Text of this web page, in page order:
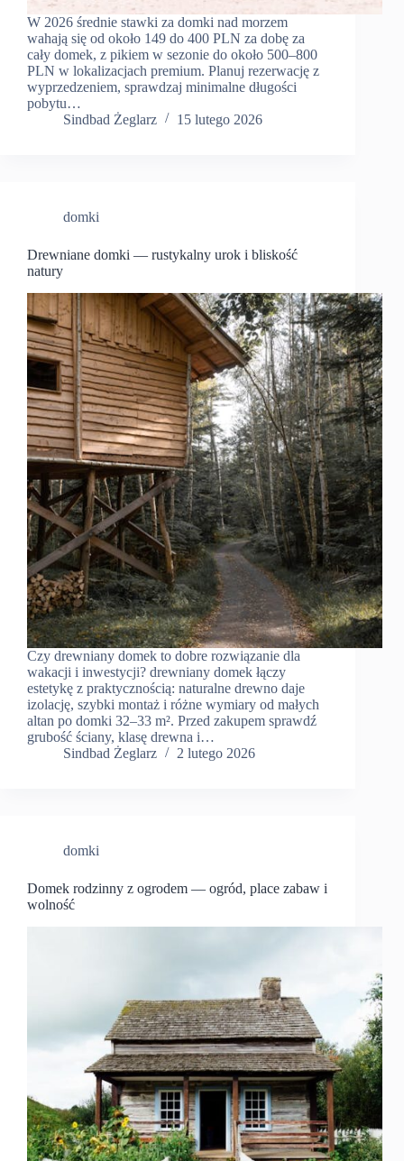
W 2026 średnie stawki za domki nad morzem
wahają się od około 149 do 400 PLN za dobę za
cały domek, z pikiem w sezonie do około 500–800
PLN w lokalizacjach premium. Planuj rezerwację z
wyprzedzeniem, sprawdzaj minimalne długości
pobytu…
Sindbad Żeglarz
15 lutego 2026
domki
Drewniane domki — rustykalny urok i bliskość
natury
Czy drewniany domek to dobre rozwiązanie dla
wakacji i inwestycji? drewniany domek łączy
estetykę z praktycznością: naturalne drewno daje
izolację, szybki montaż i różne wymiary od małych
altan po domki 32–33 m². Przed zakupem sprawdź
grubość ściany, klasę drewna i…
Sindbad Żeglarz
2 lutego 2026
domki
Domek rodzinny z ogrodem — ogród, place zabaw i
wolność